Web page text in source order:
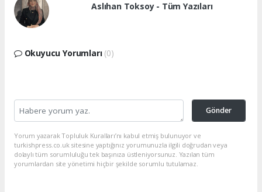
Aslıhan Toksoy - Tüm Yazıları
Okuyucu Yorumları (0)
Gönder
Yorum yazarak Topluluk Kuralları’nı kabul etmiş bulunuyor ve
turkishpress.co.uk sitesine yaptığınız yorumunuzla ilgili doğrudan veya
dolaylı tüm sorumluluğu tek başınıza üstleniyorsunuz. Yazılan tüm
yorumlardan site yönetimi hiçbir şekilde sorumlu tutulamaz.